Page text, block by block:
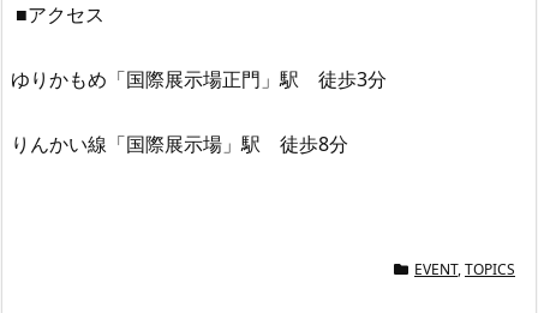
■アクセス
ゆりかもめ「国際展示場正門」駅 徒歩3分
りんかい線「国際展示場」駅 徒歩8分
EVENT,TOPICS